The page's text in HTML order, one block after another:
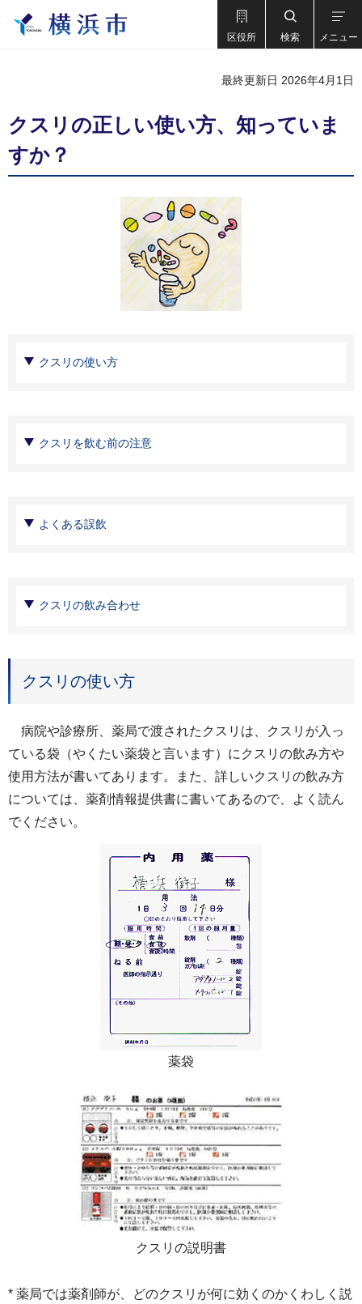
区役所 検索 メニュー
最終更新日 2026年4月1日
クスリの正しい使い方、知っていま
すか？
クスリの使い方
クスリを飲む前の注意
よくある誤飲
クスリの飲み合わせ
クスリの使い方
病院や診療所、薬局で渡されたクスリは、クスリが入っ
ている袋（やくたい薬袋と言います）にクスリの飲み方や
使用方法が書いてあります。また、詳しいクスリの飲み方
については、薬剤情報提供書に書いてあるので、よく読ん
でください。
薬袋
クスリの説明書
* 薬局では薬剤師が、どのクスリが何に効くのかくわしく説